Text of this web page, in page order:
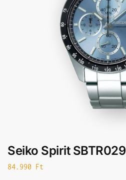
Seiko Spirit SBTR029
84.990 Ft